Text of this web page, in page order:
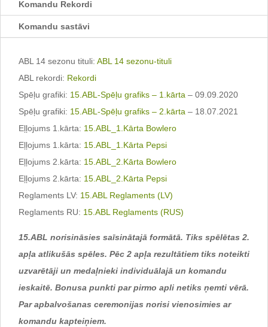
Komandu Rekordi
Komandu sastāvi
ABL 14 sezonu tituli: ABL 14 sezonu-tituli
ABL rekordi: Rekordi
Spēļu grafiki: 15.ABL-Spēļu grafiks – 1.kārta – 09.09.2020
Spēļu grafiki: 15.ABL-Spēļu grafiks – 2.kārta – 18.07.2021
Eļļojums 1.kārta: 15.ABL_1.Kārta Bowlero
Eļļojums 1.kārta: 15.ABL_1.Kārta Pepsi
Eļļojums 2.kārta: 15.ABL_2.Kārta Bowlero
Eļļojums 2.kārta: 15.ABL_2.Kārta Pepsi
Reglaments LV: 15.ABL Reglaments (LV)
Reglaments RU: 15.ABL Reglaments (RUS)
15.ABL norisināsies saīsinātajā formātā. Tiks spēlētas 2.
apļa atlikušās spēles. Pēc 2 apļa rezultātiem tiks noteikti
uzvarētāji un medaļnieki individuālajā un komandu
ieskaitē. Bonusa punkti par pirmo apli netiks ņemti vērā.
Par apbalvošanas ceremonijas norisi vienosimies ar
komandu kapteiņiem.